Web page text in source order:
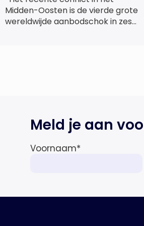
Midden-Oosten is de vierde grote
wereldwijde aanbodschok in zes
wereldwijd naar verwachting
afnemen tot 1,3% in reële termen
Meld je aan
Voornaam*